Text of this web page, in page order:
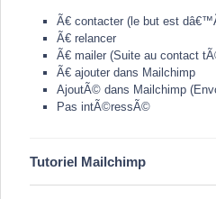
Ã€ contacter (le but est
Ã€ relancer
Ã€ mailer (Suite au contact
Ã€ ajouter dans Mailchimp
AjoutÃ© dans Mailchimp
Pas intÃ©ressÃ©
Tutoriel Mailchimp